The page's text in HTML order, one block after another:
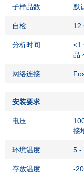
子样品数 默
自检 12
分析时间
<1
品
网络连接
安装要求
电压
接
环境温度 5 -
存放温度 -